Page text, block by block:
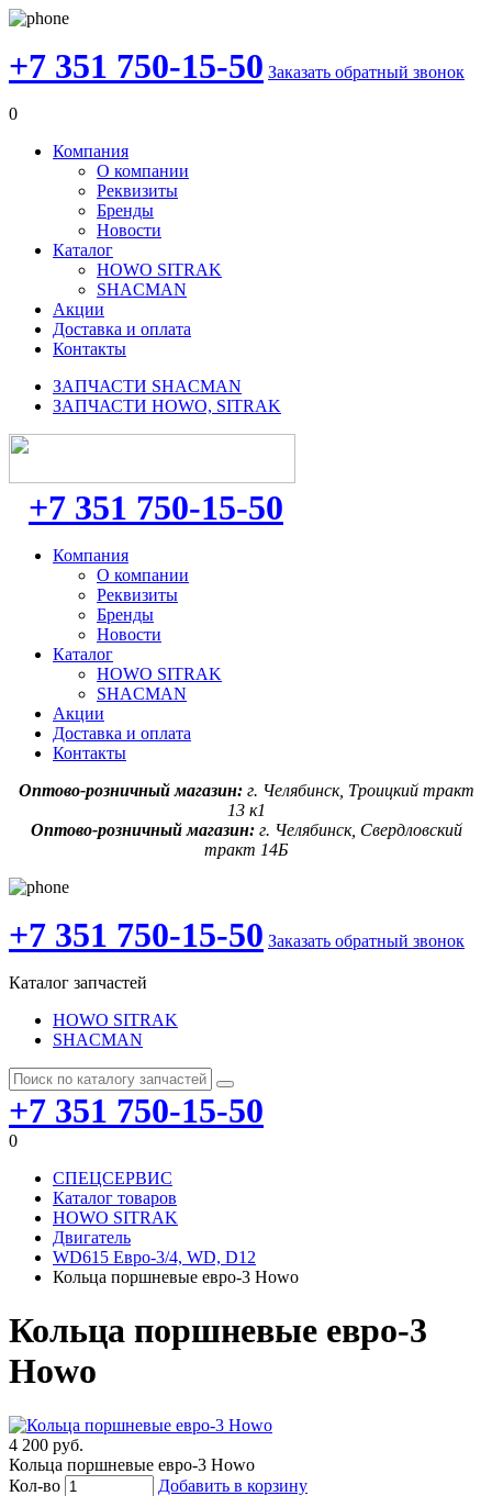
+7 351 750-15-50 Заказать обратный звонок
0
Компания
О компании
Реквизиты
Бренды
Новости
Каталог
HOWO SITRAK
SHACMAN
Акции
Доставка и оплата
Контакты
ЗАПЧАСТИ SHACMAN
ЗАПЧАСТИ HOWO, SITRAK
+7 351 750-15-50
Компания
О компании
Реквизиты
Бренды
Новости
Каталог
HOWO SITRAK
SHACMAN
Акции
Доставка и оплата
Контакты
Оптово-розничный магазин: г. Челябинск, Троицкий тракт
13 к1
Оптово-розничный магазин:г. Челябинск, Свердловский
тракт 14Б
+7 351 750-15-50 Заказать обратный звонок
Каталог запчастей
HOWO SITRAK
SHACMAN
+7 351 750-15-50
0
СПЕЦСЕРВИС
Каталог товаров
HOWO SITRAK
Двигатель
WD615 Евро-3/4, WD, D12
Кольца поршневые евро-3 Howo
Кольца поршневые евро-3
Howo
4 200 руб.
Кольца поршневые евро-3 Howo
Кол-во
Добавить в корзину